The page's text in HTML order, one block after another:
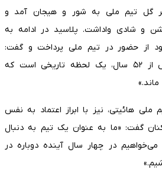
گل تیم ملی به شور و هیجان آمد و
و شادی واداشت. پلاسید در ادامه به
از حضور در تیم ملی پرداخت و گفت:
«صعود به جام جهانی پس از ۵۲ سال، یک لحظه تاریخی است که
ملی هائیتی، نیز با ابراز اعتماد به نفس
گفت: «ما به عنوان یک تیم به دنبال
در چهار سال آینده دوباره در